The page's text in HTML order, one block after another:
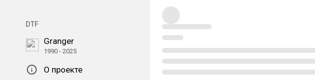
DTF
Granger
1990 - 2025
О проекте